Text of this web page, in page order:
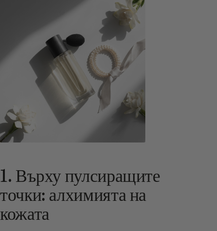
1. Върху пулсиращите
точки: алхимията на
кожата